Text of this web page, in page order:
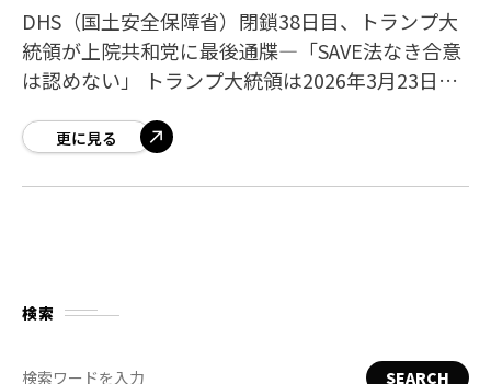
DHS（国土安全保障省）閉鎖38日目、トランプ大
統領が上院共和党に最後通牒―「SAVE法なき合意
は認めない」 トランプ大統領は2026年3月23日、
院共和党議員に対し「セーブ
更に見る
検索
SEARCH